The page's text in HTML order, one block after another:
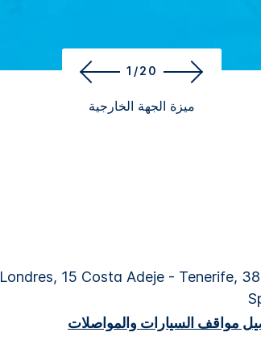
ميزة الجهة الخارجية
1/20
Londres, 15 Costa Adeje - Tenerife,
مواقف السيارات والمواصلات